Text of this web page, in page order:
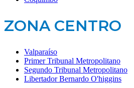
ZONA CENTRO
Valparaíso
Primer Tribunal Metropolitano
Segundo Tribunal Metropolitano
Libertador Bernardo O'higgins